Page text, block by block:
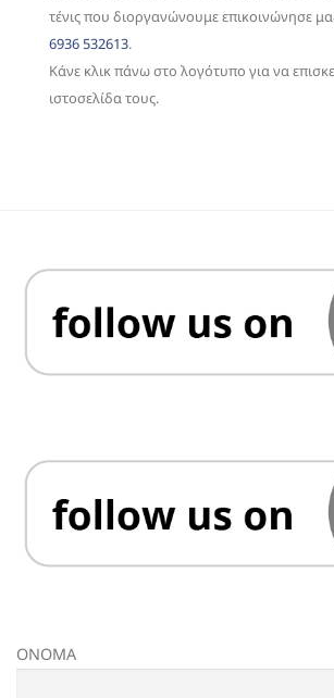
τένις που διοργανώνουμε επικοινώνησε
6936 532613.
Κάνε κλικ πάνω στο λογότυπο για να
ιστοσελίδα τους.
ΟΝΟΜΑ